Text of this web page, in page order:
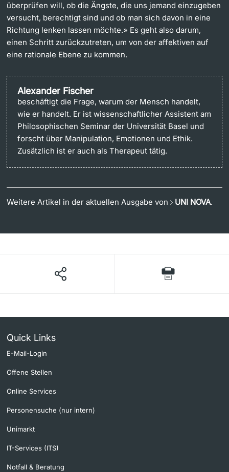
Alexander Fischer
beschäftigt die Frage, warum der Mensch handelt,
wie er handelt. Er ist wissenschaftlicher Assistent am
Philosophischen Seminar der Universität Basel und
forscht über Manipulation, Emotionen und Ethik.
Zusätzlich ist er auch als Therapeut tätig.
überprüfen will, ob die Ängste, die uns jemand einzugeben
versucht, berechtigt sind und ob man sich davon in eine
Richtung lenken lassen möchte.» Es geht also darum,
einen Schritt zurückzutreten, um von der affektiven auf
eine rationale Ebene zu kommen.
Weitere Artikel in der aktuellen Ausgabe von UNI NOVA.
Quick Links
E-Mail-Login
Offene Stellen
Online Services
Personensuche (nur intern)
Unimarkt
IT-Services (ITS)
Notfall & Beratung